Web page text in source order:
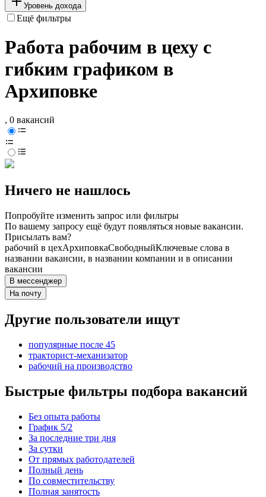
Уровень дохода
Ещё фильтры
Работа рабочим в цеху с
гибким графиком в
Архиповке
, 0 вакансий
Ничего не нашлось
Попробуйте изменить запрос или фильтры
По вашему запросу ещё будут появляться новые вакансии.
Присылать вам?
рабочий в цехАрхиповкаСвободныйКлючевые слова в
названии вакансии, в названии компании и в описании
вакансии
В мессенджер
На почту
Другие пользователи ищут
популярные после 45
тракторист-механизатор
рабочий на производство
Быстрые фильтры подбора вакансий
Без опыта работы
График 5/2
За последние три дня
За сутки
От прямых работодателей
Полный день
По совместительству
Полная занятость